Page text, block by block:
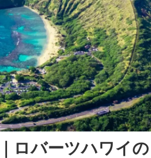
ロバーツハワイの